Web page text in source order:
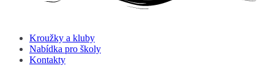
Kroužky a kluby
Nabídka pro školy
Kontakty